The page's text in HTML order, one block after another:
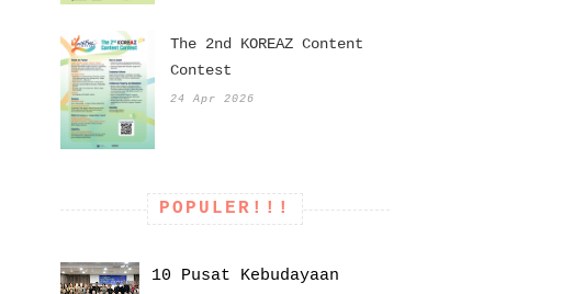
The 2nd KOREAZ Content
Contest
24 Apr 2026
POPULER!!!
10 Pusat Kebudayaan